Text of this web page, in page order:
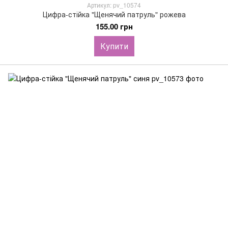
Артикул: pv_10574
Цифра-стійка "Щенячий патруль" рожева
155.00 грн
Купити